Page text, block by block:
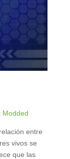
Modded
entre
vivos se
que las